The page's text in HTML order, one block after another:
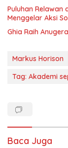
Puluhan Relawan
Menggelar Aksi
Ghia Raih
Markus Horison
Tag: Akademi
Baca Juga